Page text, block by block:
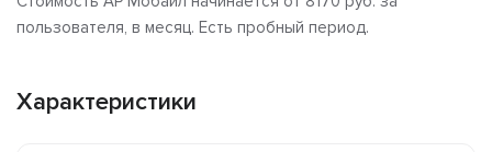
пользователя, в месяц. Есть пробный период.
Характеристики